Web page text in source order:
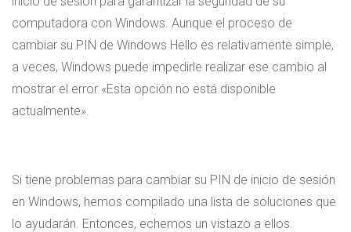
computadora con Windows. Aunque el proceso de
cambiar su PIN de Windows Hello es relativamente simple,
a veces, Windows puede impedirle realizar ese cambio al
mostrar el error «Esta opción no está disponible
actualmente».
Si tiene problemas para cambiar su PIN de inicio de sesión
en Windows, hemos compilado una lista de soluciones que
lo ayudarán. Entonces, echemos un vistazo a ellos.